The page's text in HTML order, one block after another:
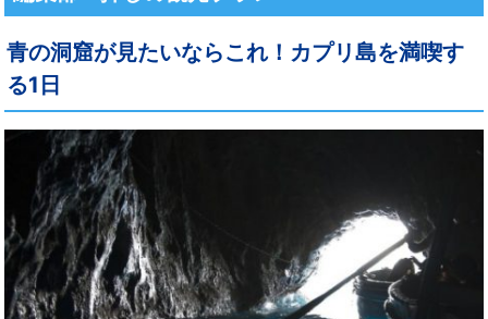
青の洞窟が見たいならこれ！カプリ島を満喫す
る1日